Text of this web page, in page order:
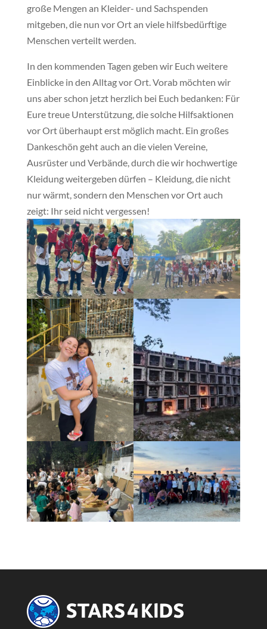
große Mengen an Kleider- und Sachspenden
mitgeben, die nun vor Ort an viele hilfsbedürftige
Menschen verteilt werden.
In den kommenden Tagen geben wir Euch weitere
Einblicke in den Alltag vor Ort. Vorab möchten wir
uns aber schon jetzt herzlich bei Euch bedanken: Für
Eure treue Unterstützung, die solche Hilfsaktionen
vor Ort überhaupt erst möglich macht. Ein großes
Dankeschön geht auch an die vielen Vereine,
Ausrüster und Verbände, durch die wir hochwertige
Kleidung weitergeben dürfen – Kleidung, die nicht
nur wärmt, sondern den Menschen vor Ort auch
zeigt: Ihr seid nicht vergessen!